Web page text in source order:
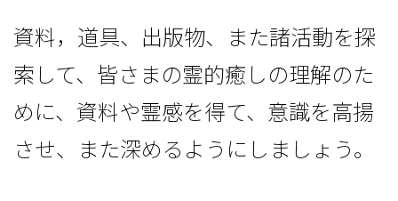
資料，道具、出版物、また諸活動を探
索して、皆さまの霊的癒しの理解のた
めに、資料や霊感を得て、意識を高揚
させ、また深めるようにしましょう。